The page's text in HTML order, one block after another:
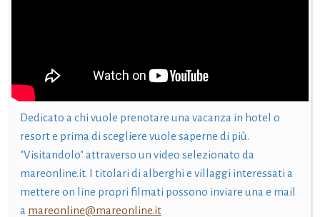
Dedicato a chi vuole prenotare una vacanza in hotel o
resort e prima di scegliere vuole saperne di più.
"Visitandolo" attraverso un video selezionato da
mareonline.it. I titolari di alberghi e villaggi interessati a
mettere on line propri filmati possono inviare una e mail
a mareonline@mareonline.it